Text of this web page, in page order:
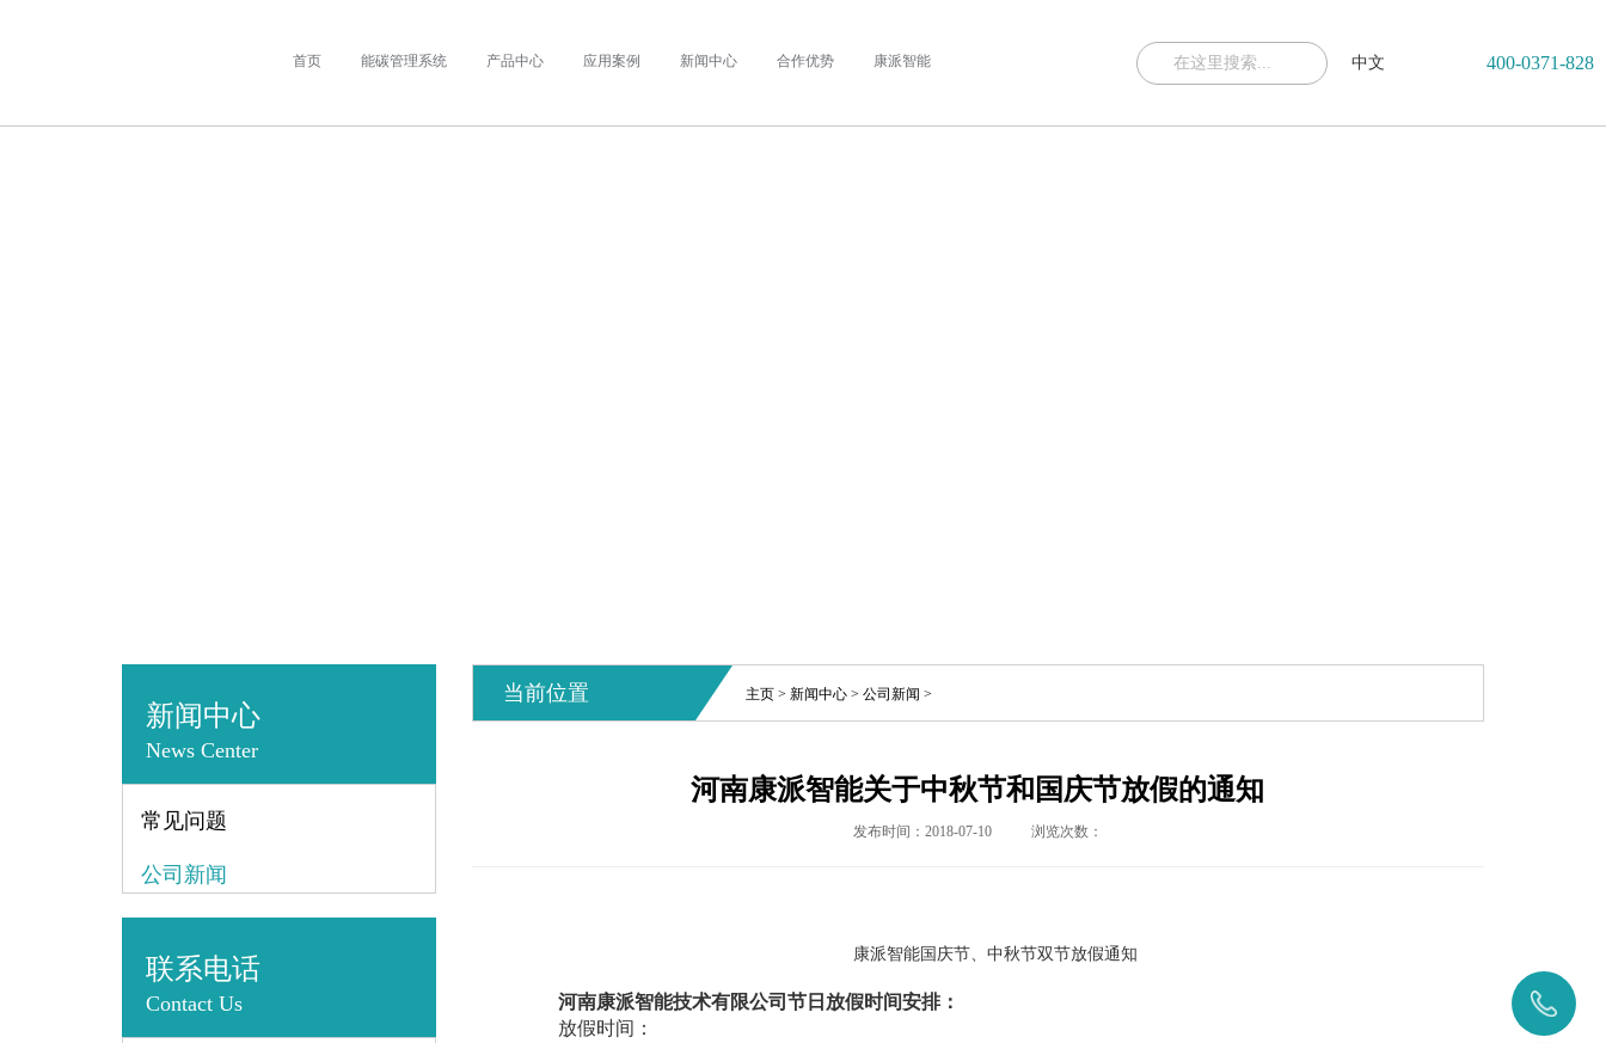
400-
首页 能碳管理系统 产品中心 应用案例 新闻中心 合作优势 康派智能 中文 400-0371-828
新闻中心
News Center
常见问题
公司新闻
联系电话
Contact Us
当前位置 主页> 新闻中心> 公司新闻 >
河南康派智能关于中秋节和国庆节放假的通知
发布时间：2018-07-10 浏览次数：
康派智能国庆节、中秋节双节放假通知
河南康派智能技术有限公司节日放假时间安排：
放假时间：